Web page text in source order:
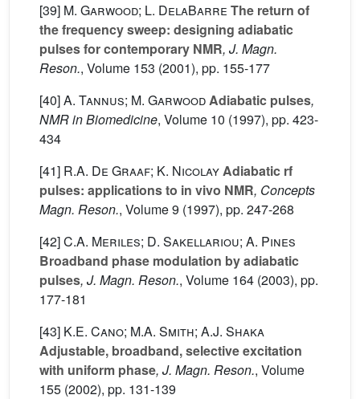
[39] M. Garwood; L. DelaBarre The return of
the frequency sweep: designing adiabatic
pulses for contemporary NMR, J. Magn.
Reson., Volume 153 (2001), pp. 155-177
[40]A. Tannus; M. GarwoodAdiabatic pulses,
NMR in Biomedicine, Volume 10 (1997), pp. 423-
434
[41] R.A. De Graaf; K. NicolayAdiabatic rf
pulses: applications to in vivo NMR, Concepts
Magn. Reson., Volume 9 (1997), pp. 247-268
[42]C.A. Meriles; D. Sakellariou; A. Pines
Broadband phase modulation by adiabatic
pulses, J. Magn. Reson., Volume 164 (2003), pp.
177-181
[43] K.E. Cano; M.A. Smith; A.J. Shaka
Adjustable, broadband, selective excitation
with uniform phase, J. Magn. Reson., Volume
155 (2002), pp. 131-139